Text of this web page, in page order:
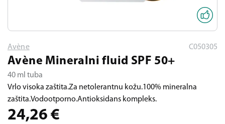
Avène C050305
Avène Mineralni fluid SPF 50+
40 ml tuba
Vrlo visoka zaštita.Za netolerantnu kožu.100% mineralna
zaštita.Vodootporno.Antioksidans kompleks.
24,26 €